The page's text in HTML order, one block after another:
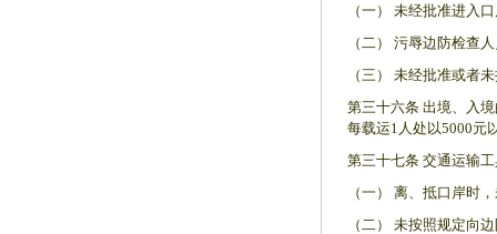
（一） 未经批准进入
（二） 污辱边防检查
（三） 未经批准或者
第三十六条 出境、入
每载运1人处以5000元
第三十七条 交通运输
（一） 离、抵口岸时
（二） 未按照规定向